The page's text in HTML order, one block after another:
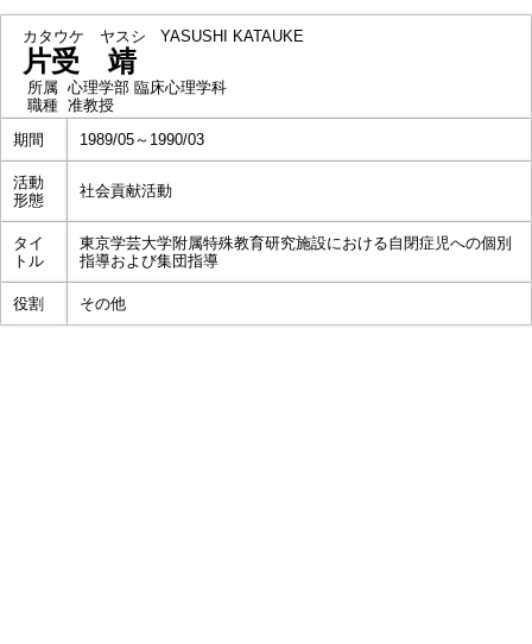
カタウケ ヤスシ YASUSHI KATAUKE
片受 靖
所属 心理学部 臨床心理学科
職種 准教授
期間
1989/05～1990/03
活動
形態
社会貢献活動
タイ
トル
東京学芸大学附属特殊教育研究施設における自閉症児への個別
指導および集団指導
役割 その他